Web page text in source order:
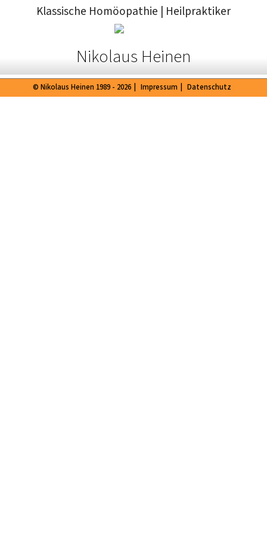
Klassische Homöopathie | Heilpraktiker
Nikolaus Heinen
© Nikolaus Heinen 1989 - 2026 Impressum Datenschutz